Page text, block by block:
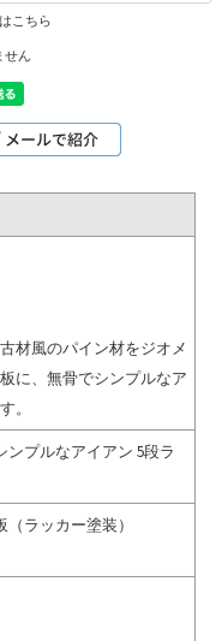
こちら
せん
材風のパイン材をジオメ
に、無骨でシンプルなア
。
プルなアイアン 5段ラ
ラッカー塗装）